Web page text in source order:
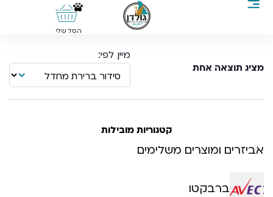
0
הסל שלי
מציג תוצאה אחת
קטגוריות מובילות
אביזרים ומוצרים משלימים
ברבקטו